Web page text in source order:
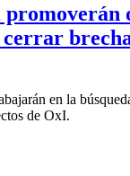
en la
de OxI.